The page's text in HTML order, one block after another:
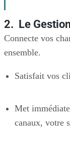
2. Le
Connecte vos
ensemble.
Satisfait vos
Met
canaux, votre